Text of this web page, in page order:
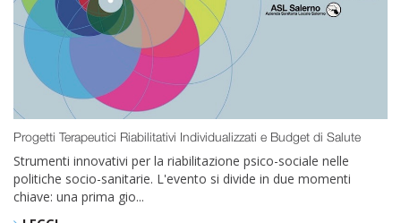
Progetti Terapeutici Riabilitativi Individualizzati e Budget di Salute
Strumenti innovativi per la riabilitazione psico-sociale nelle
politiche socio-sanitarie. L'evento si divide in due momenti
chiave: una prima gio...